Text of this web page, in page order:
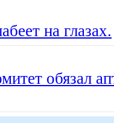
на глазах.
обязал